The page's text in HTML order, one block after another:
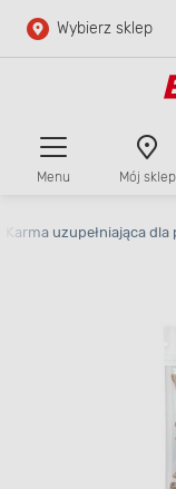
Przejdź do
Wybierz sklep
Menu Mój sklep
Karma uzupełniająca